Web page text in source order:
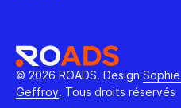
© 2026 ROADS. Design
Geffroy. Tous droits réservés